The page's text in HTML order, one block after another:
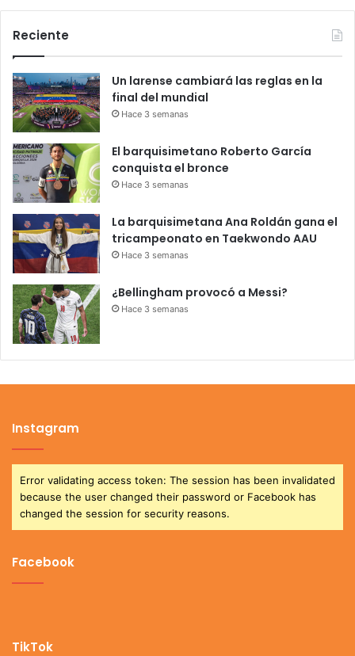
Reciente
Un larense cambiará las reglas en la
final del mundial
Hace 3 semanas
El barquisimetano Roberto García
conquista el bronce
Hace 3 semanas
La barquisimetana Ana Roldán gana el
tricampeonato en Taekwondo AAU
Hace 3 semanas
¿Bellingham provocó a Messi?
Hace 3 semanas
Instagram
Error validating access token: The session has been invalidated
because the user changed their password or Facebook has
changed the session for security reasons.
Facebook
TikTok